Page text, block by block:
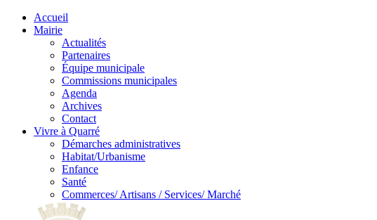
Accueil
Mairie
Actualités
Partenaires
Équipe municipale
Commissions municipales
Agenda
Archives
Contact
Vivre à Quarré
Démarches administratives
Habitat/Urbanisme
Enfance
Santé
Commerces/ Artisans / Services/ Marché